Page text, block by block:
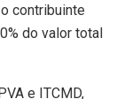
contribuinte
do valor total
e ITCMD,